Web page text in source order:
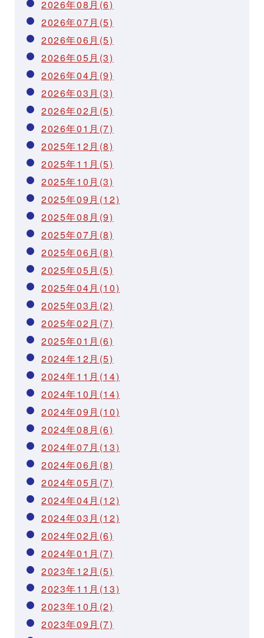
2026年08月(6)
2026年07月(5)
2026年06月(5)
2026年05月(3)
2026年04月(9)
2026年03月(3)
2026年02月(5)
2026年01月(7)
2025年12月(8)
2025年11月(5)
2025年10月(3)
2025年09月(12)
2025年08月(9)
2025年07月(8)
2025年06月(8)
2025年05月(5)
2025年04月(10)
2025年03月(2)
2025年02月(7)
2025年01月(6)
2024年12月(5)
2024年11月(14)
2024年10月(14)
2024年09月(10)
2024年08月(6)
2024年07月(13)
2024年06月(8)
2024年05月(7)
2024年04月(12)
2024年03月(12)
2024年02月(6)
2024年01月(7)
2023年12月(5)
2023年11月(13)
2023年10月(2)
2023年09月(7)